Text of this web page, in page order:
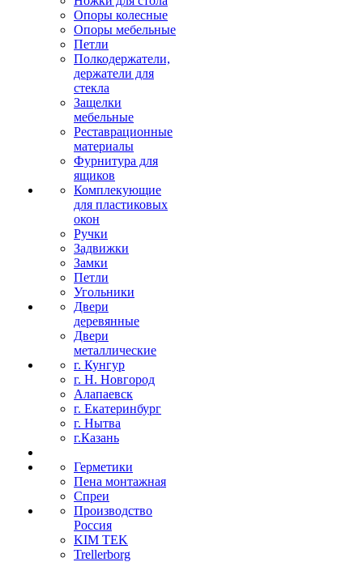
Опоры колесные
Опоры мебельные
Петли
Полкодержатели,
держатели для
стекла
Защелки
мебельные
Реставрационные
материалы
Фурнитура для
ящиков
Комплекующие
для пластиковых
окон
Ручки
Задвижки
Замки
Петли
Угольники
Двери
деревянные
Двери
металлические
г. Кунгур
г. Н. Новгород
Алапаевск
г. Екатеринбург
г. Нытва
г.Казань
Герметики
Пена монтажная
Спреи
Производство
Россия
KIM TEK
Trellerborg